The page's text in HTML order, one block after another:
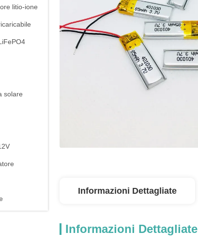
litio-ione
solare
Informazioni Dettagliate
Informazioni Dettagliate